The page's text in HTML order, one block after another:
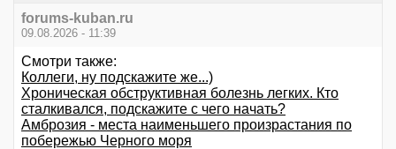
forums-kuban.ru
09.08.2026 - 11:39
Смотри также:
Коллеги, ну подскажите же...)
Хроническая обструктивная болезнь легких. Кто
сталкивался, подскажите с чего начать?
Амброзия - места наименьшего произрастания по
побережью Черного моря